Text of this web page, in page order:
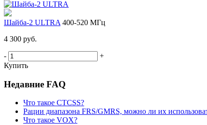
Шайба-2 ULTRA 400-520 МГц
4 300 руб.
-
+
Купить
Недавние FAQ
Что такое CTCSS?
Рации диапазона FRS/GMRS, можно ли их
Что такое VOX?